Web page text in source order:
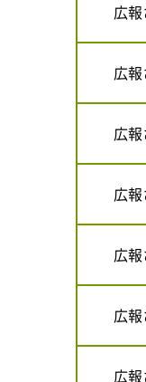
広
広
広
広
広
広
広